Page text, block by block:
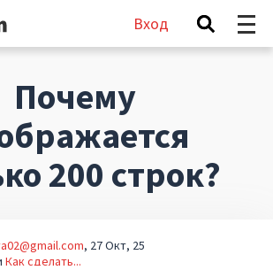
Вход
Почему
200 строк?
27 Окт, 25
Как сделать...